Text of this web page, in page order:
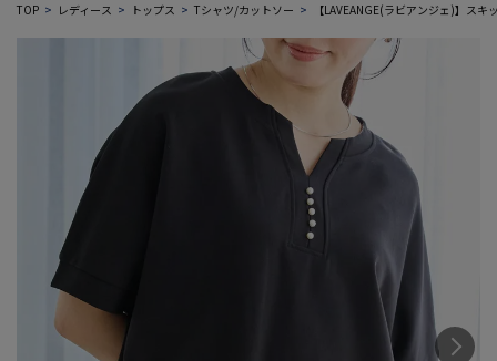
TOP レディース トップス Tシャツ/カットソー 【LAVEANGE(ラビアンジェ)】ス